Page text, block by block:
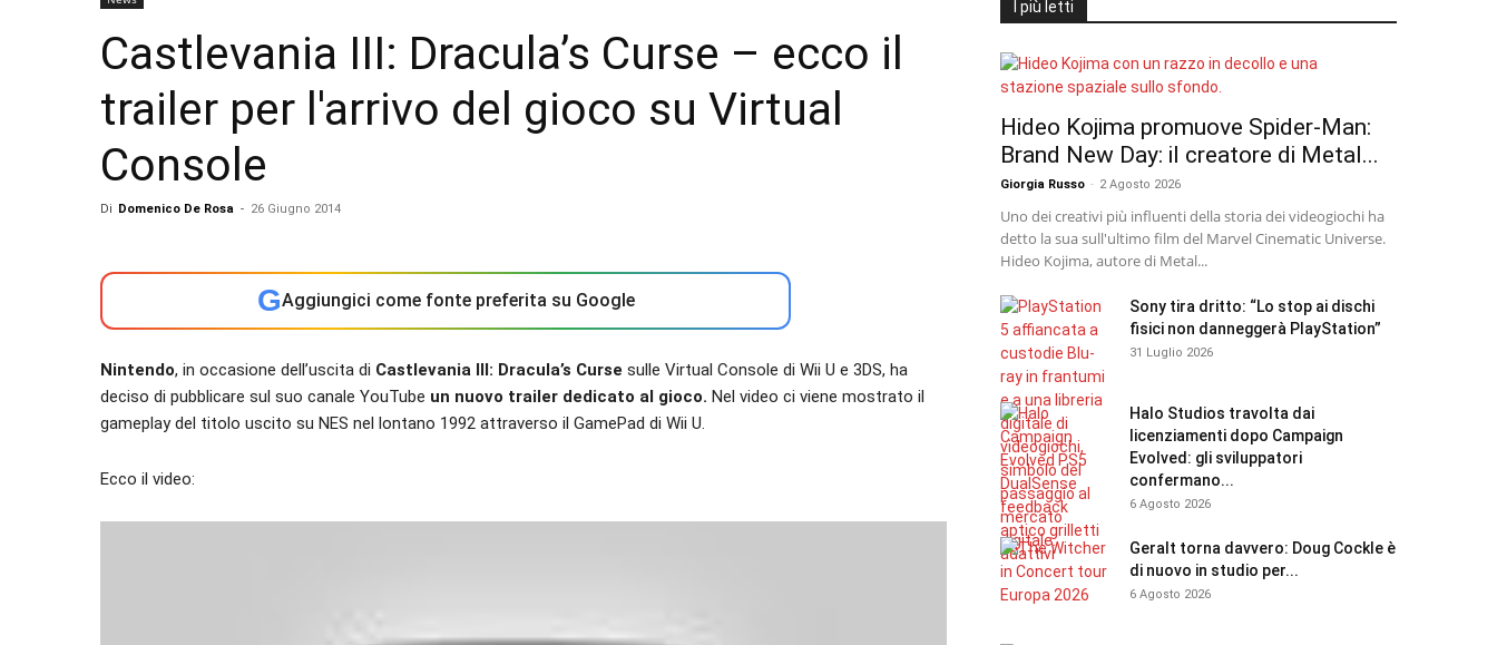
Castlevania III: Dracula’s Curse – ecco il
trailer per l'arrivo del gioco su Virtual
Console
Di Domenico De Rosa - 26 Giugno 2014
GAggiungici come fonte preferita su Google
Nintendo, in occasione dell’uscita di Castlevania III: Dracula’s Curse sulle Virtual Console di Wii U e 3DS, ha
deciso di pubblicare sul suo canale YouTube un nuovo trailer dedicato al gioco. Nel video ci viene mostrato il
gameplay del titolo uscito su NES nel lontano 1992 attraverso il GamePad di Wii U.
Ecco il video:
I più letti
Hideo Kojima promuove Spider-Man:
Brand New Day: il creatore di Metal...
Giorgia Russo - 2 Agosto 2026
Uno dei creativi più influenti della storia dei videogiochi ha
detto la sua sull'ultimo film del Marvel Cinematic Universe.
Hideo Kojima, autore di Metal...
Sony tira dritto: “Lo stop ai dischi
fisici non danneggerà PlayStation”
31 Luglio 2026
Halo Studios travolta dai
licenziamenti dopo Campaign
Evolved: gli sviluppatori
confermano...
6 Agosto 2026
Geralt torna davvero: Doug Cockle è
di nuovo in studio per...
6 Agosto 2026